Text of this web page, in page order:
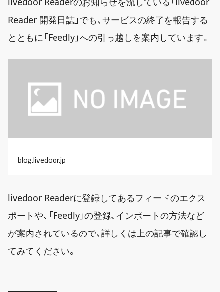
Reader 開発日誌」でも、サービスの終了を報告する
とともに「Feedly」への引っ越しを案内しています。
blog.livedoor.jp
livedoor Readerに登録してあるフィードのエクス
ポートや、「Feedly」の登録、インポートの方法など
が案内されているので、詳しくは上の記事で確認し
てみてください。